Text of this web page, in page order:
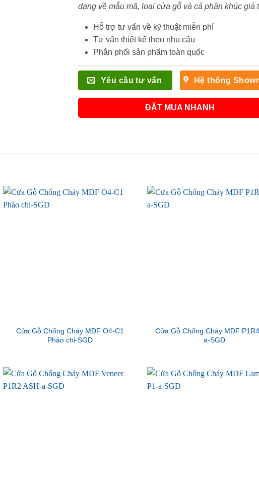
dạng về mẫu mã, loại cửa gỗ và cả phân khúc giá
Hỗ trợ tư vấn về kỹ thuật miễn phí
Tư vấn thiết kế theo nhu cầu
Phân phối sản phẩm toàn quốc
Yêu cầu tư vấn Hệ thống
ĐẶT MUA NHANH
Cửa Gỗ Chống Cháy MDF O4-C1
Phào chi-SGD
Cửa Gỗ Chống Cháy MDF
a-SGD